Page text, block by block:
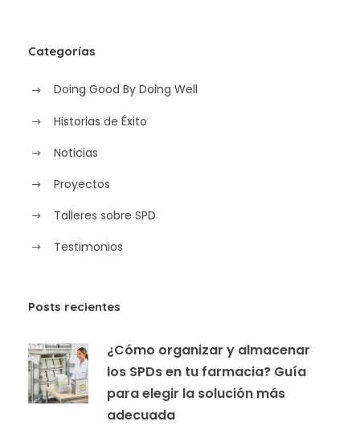
Categorías
Doing Good By Doing Well
Historias de Éxito
Noticias
Proyectos
Talleres sobre SPD
Testimonios
Posts recientes
¿Cómo organizar y almacenar
los SPDs en tu farmacia? Guía
para elegir la solución más
adecuada